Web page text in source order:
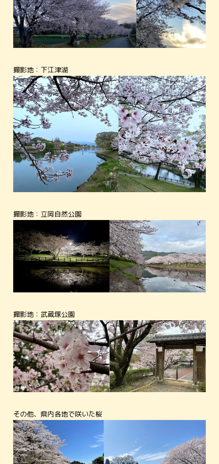
撮影地：下江津湖
撮影地：立岡自然公園
撮影地：武蔵塚公園
その他、県内各地で咲いた桜